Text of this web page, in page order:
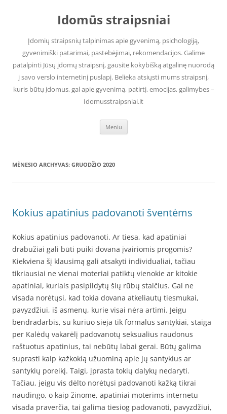
Idomūs straipsniai
Įdomių straipsnių talpinimas apie gyvenimą, psichologiją,
gyvenimiški patarimai, pastebėjimai, rekomendacijos. Galime
patalpinti Jūsų įdomų straipsnį, gausite kokybišką atgalinę nuorodą
į savo verslo internetinį puslapį. Belieka atsiųsti mums straipsnį,
kuris būtų įdomus, gal apie gyvenimą, patirtį, emocijas, galimybes –
Idomusstraipsniai.lt
Meniu
MĖNESIO ARCHYVAS: GRUODŽIO 2020
Kokius apatinius padovanoti šventėms
Kokius apatinius padovanoti. Ar tiesa, kad apatiniai
drabužiai gali būti puiki dovana įvairiomis progomis?
Kiekviena šį klausimą gali atsakyti individualiai, tačiau
tikriausiai ne vienai moteriai patiktų vienokie ar kitokie
apatiniai, kuriais pasipildytų šių rūbų stalčius. Gal ne
visada norėtųsi, kad tokia dovana atkeliautų tiesmukai,
pavyzdžiui, iš asmenų, kurie visai nėra artimi. Jeigu
bendradarbis, su kuriuo sieja tik formalūs santykiai, staiga
per Kalėdų vakarėlį padovanotų seksualius raudonus
raštuotus apatinius, tai nebūtų labai gerai. Būtų galima
suprasti kaip kažkokią užuominą apie jų santykius ar
santykių poreikį. Taigi, įprasta tokių dalykų nedaryti.
Tačiau, jeigu vis dėlto norėtųsi padovanoti kažką tikrai
naudingo, o kaip žinome, apatiniai moterims internetu
visada praverčia, tai galima tiesiog padovanoti, pavyzdžiui,